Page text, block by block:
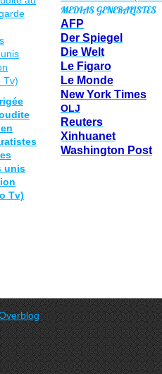
unis
Tv)
MEDIAS GENERALISTES
AFP
Der Spiegel
Die Welt
Le Figaro
Le Monde
New York Times
OLJ
Reuters
Xinhuanet
Washington Post